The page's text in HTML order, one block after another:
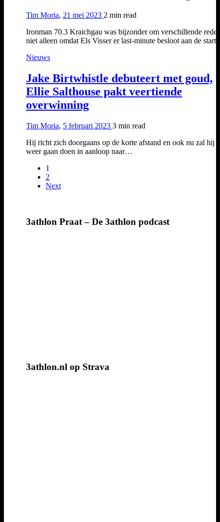
Tim Moria, 21 mei 2023 2 min read
Ironman 70.3 Kraichgau was bijzonder om verschillende
niet alleen omdat Els Visser er last-minute besloot aan de
Nieuws
Jake Birtwhistle debuteert met goud,
Ellie Salthouse pakt veertiende
overwinning
Tim Moria, 5 februari 2023 3 min read
Hij richt zich doorgaans op de korte afstand en ook nu zal hij
weer gaan doen in aanloop naar…
1
2
Next
3athlon Praat – De 3athlon podcast
3athlon.nl op Strava